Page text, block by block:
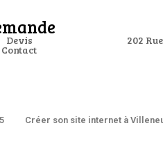
Devis
Contact
202
Créer son site internet à